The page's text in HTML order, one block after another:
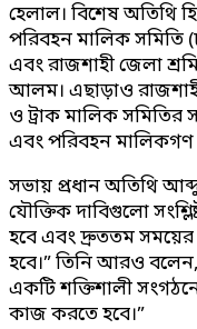
হেলাল। বিশেষ অতিথি
পরিবহন মালিক সমিতি
এবং রাজশাহী জেলা
আলম। এছাড়াও
ও ট্রাক মালিক সমিতির
এবং পরিবহন
সভায় প্রধান অতিথি
যৌক্তিক দাবিগুলো
হবে এবং দ্রুততম সময়ের
হবে।” তিনি আরও
একটি শক্তিশালী
কাজ করতে হবে।”